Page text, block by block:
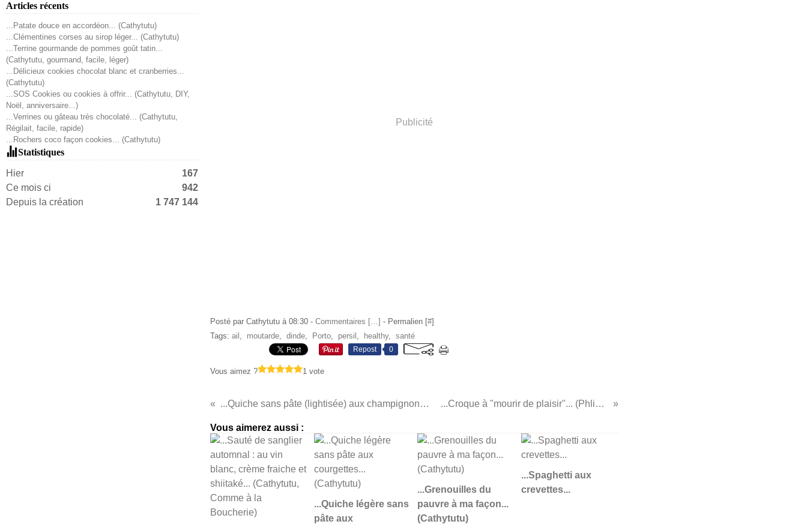
Articles récents
...Patate douce en accordéon... (Cathytutu)
...Clémentines corses au sirop léger... (Cathytutu)
...Terrine gourmande de pommes goût tatin...
(Cathytutu, gourmand, facile, léger)
...Délicieux cookies chocolat blanc et cranberries...
(Cathytutu)
...SOS Cookies ou cookies à offrir... (Cathytutu, DIY,
Noël, anniversaire...)
...Verrines ou gâteau très chocolaté... (Cathytutu,
Régilait, facile, rapide)
...Rochers coco façon cookies... (Cathytutu)
Statistiques
Hier
167
Ce mois ci
942
Depuis la création
1 747 144
Publicité
Posté par Cathytutu à 08:30 - Commentaires […] - Permalien [#]
Tags: ail , moutarde, dinde, Porto, persil , healthy, santé
Repost 0
Vous aimez ? 1 vote
...Quiche sans pâte (lightisée) aux champignons... (sans gluten) ...Croque à "mourir de plaisir"... (Phlippe Conticini)
Vous aimerez aussi :
...Quiche légère sans
pâte aux
...Grenouilles du
pauvre à ma façon...
(Cathytutu)
...Spaghetti aux
crevettes...